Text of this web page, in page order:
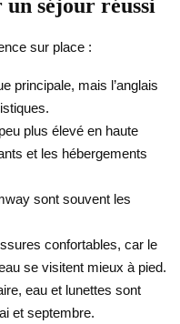
séjour réussi
sur place :
principale, mais l’anglais
plus élevé en haute
et les hébergements
sont souvent les
confortables, car le
se visitent mieux à pied.
eau et lunettes sont
et septembre.